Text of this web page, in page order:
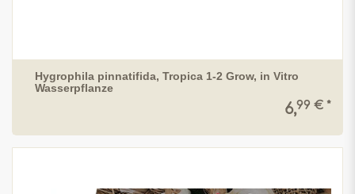
Hygrophila pinnatifida, Tropica 1-2 Grow, in Vitro
Wasserpflanze
6,99 € *